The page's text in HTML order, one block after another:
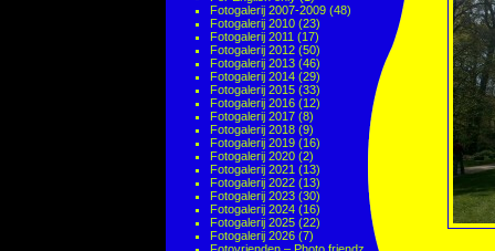
Fotogalerij 2007-2009 (48)
Fotogalerij 2010 (23)
Fotogalerij 2011 (17)
Fotogalerij 2012 (50)
Fotogalerij 2013 (46)
Fotogalerij 2014 (29)
Fotogalerij 2015 (33)
Fotogalerij 2016 (12)
Fotogalerij 2017 (8)
Fotogalerij 2018 (9)
Fotogalerij 2019 (16)
Fotogalerij 2020 (2)
Fotogalerij 2021 (13)
Fotogalerij 2022 (13)
Fotogalerij 2023 (30)
Fotogalerij 2024 (16)
Fotogalerij 2025 (22)
Fotogalerij 2026 (7)